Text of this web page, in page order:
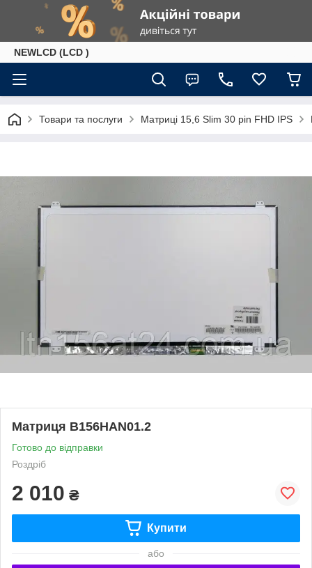
NEWLCD (LCD )
Товари та послуги Матриці 15,6 Slim 30 pin FHD IPS
Матриця B156HAN01.2
Готово до відправки
Роздріб
2 010 ₴
Купити
або